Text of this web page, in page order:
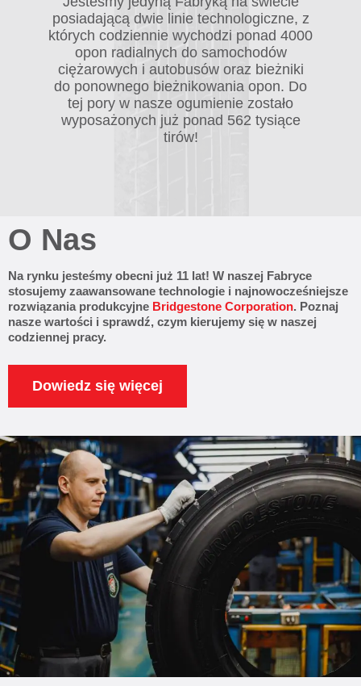
posiadającą dwie linie technologiczne, z
których codziennie wychodzi ponad 4000
opon radialnych do samochodów
ciężarowych i autobusów oraz bieżniki
do ponownego bieżnikowania opon. Do
tej pory w nasze ogumienie zostało
wyposażonych już ponad 562 tysiące
tirów!
O Nas
Na rynku jesteśmy obecni już 11 lat! W naszej Fabryce
stosujemy zaawansowane technologie i najnowocześniejsze
rozwiązania produkcyjne Bridgestone Corporation. Poznaj
nasze wartości i sprawdź, czym kierujemy się w naszej
codziennej pracy.
Dowiedz się więcej